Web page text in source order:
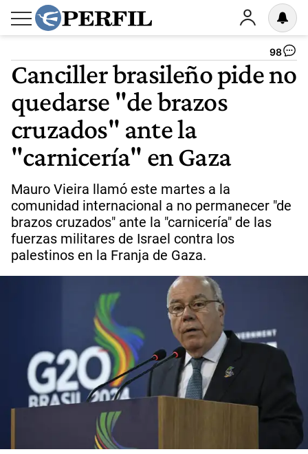
98
Canciller brasileño pide no
quedarse "de brazos
cruzados" ante la
"carnicería" en Gaza
Mauro Vieira llamó este martes a la
comunidad internacional a no permanecer "de
brazos cruzados" ante la "carnicería" de las
fuerzas militares de Israel contra los
palestinos en la Franja de Gaza.